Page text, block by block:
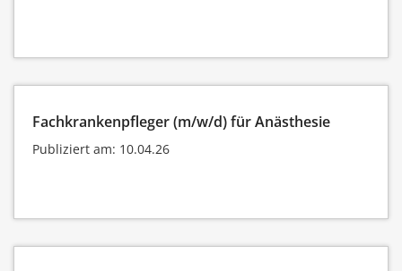
Fachkrankenpfleger (m/w/d) für Anästhesie
Publiziert am: 10.04.26